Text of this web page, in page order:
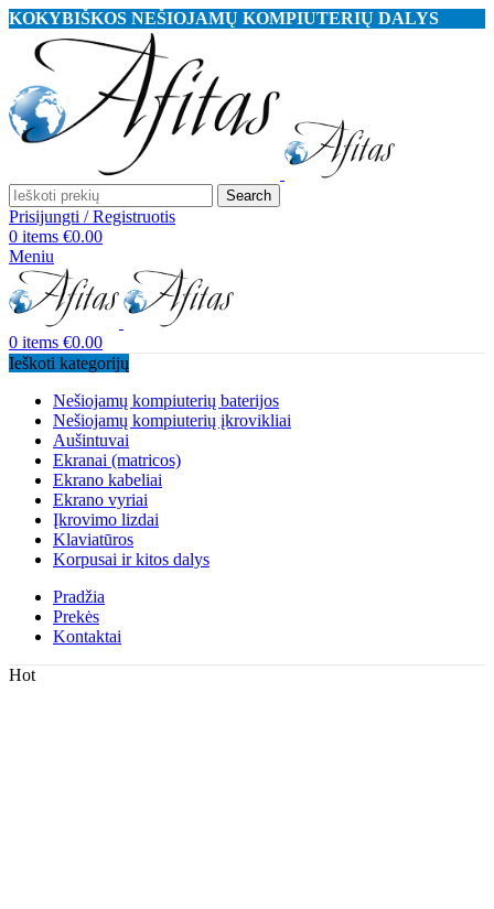
KOKYBIŠKOS NEŠIOJAMŲ KOMPIUTERIŲ DALYS
Search
Prisijungti / Registruotis
0 items €0.00
Meniu
0 items €0.00
Ieškoti kategorijų
Nešiojamų kompiuterių baterijos
Nešiojamų kompiuterių įkrovikliai
Aušintuvai
Ekranai (matricos)
Ekrano kabeliai
Ekrano vyriai
Įkrovimo lizdai
Klaviatūros
Korpusai ir kitos dalys
Pradžia
Prekės
Kontaktai
Hot